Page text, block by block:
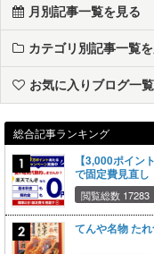
月別記事一覧を見る
カテゴリ別記事一覧
お気に入りブログ一
総合記事ランキング
【3,000ポイン
で固定費見直し
閲覧総数 17283
てんや名物 た